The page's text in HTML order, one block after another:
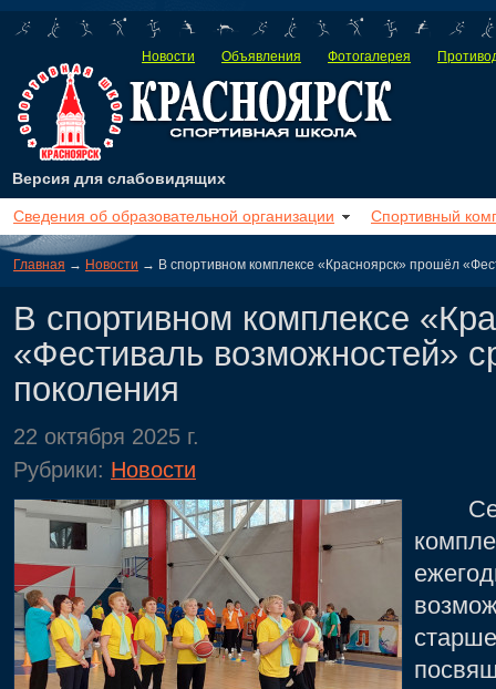
Новости Объявления Фотогалерея
Версия для слабовидящих
Сведения об образовательной организации Спортивный
Главная → Новости → В спортивном комплексе «Красноярск» прошёл
В спортивном комплексе
«Фестиваль возможностей»
поколения
22 октября 2025 г.
Рубрики: Новости